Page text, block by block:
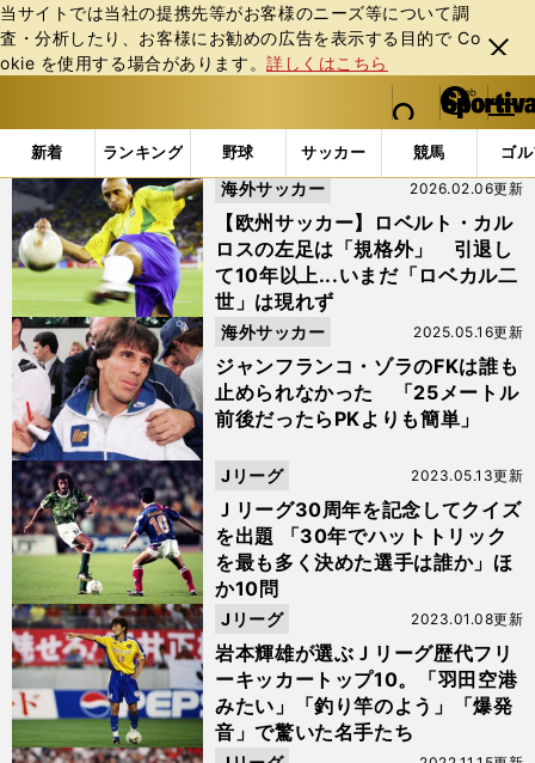
当サイトでは当社の提携先等がお客様のニーズ等について調
査・分析したり、お客様にお勧めの広告を表⽰する⽬的で Co
okie を使⽤する場合があります。詳しくはこちら
閉じ
る
web Sportiva (webスポルティーバ)
検索
マイペ
ー
ジ
メニュ
新着 ランキング 野球 サッカー 競馬 ゴ
b
ス
ポ
ル
テ
ィ
ー
バ
「#FK」の最新ニュース・ 情報
【欧州サッカー】ロベルト・カル
ロスの左足は「規格外」 引退し
て10年以上...いまだ「ロベカル二
世」は現れず
2026.02.06更新
海外サッカー
ジャンフランコ・ゾラのFKは誰も
止められなかった 「25メートル
前後だったらPKよりも簡単」
2025.05.16更新
海外サッカー
Ｊリーグ30周年を記念してクイズ
を出題 「30年でハットトリック
を最も多く決めた選手は誰か」ほ
か10問
2023.05.13更新
Jリーグ
岩本輝雄が選ぶＪリーグ歴代フリ
ーキッカートップ10。「羽田空港
みたい」「釣り竿のよう」「爆発
音」で驚いた名手たち
2023.01.08更新
Jリーグ